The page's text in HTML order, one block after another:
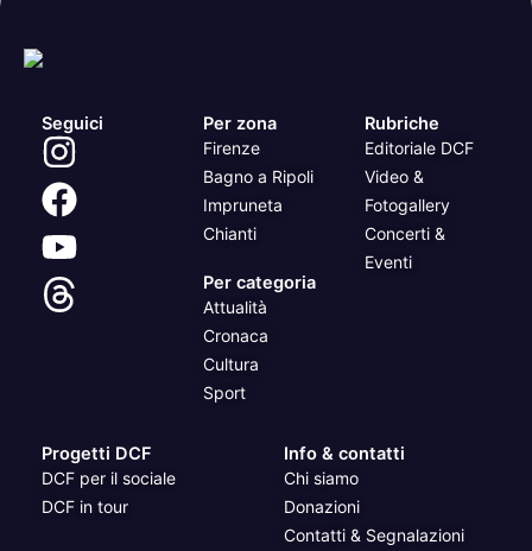
Seguici Per zona
Firenze
Bagno a Ripoli
Impruneta
Chianti
Per categoria
Attualità
Cronaca
Cultura
Sport
Rubriche
Editoriale DCF
Video &
Fotogallery
Concerti &
Eventi
Progetti DCF
DCF per il sociale
DCF in tour
Info & contatti
Chi siamo
Donazioni
Contatti & Segnalazioni